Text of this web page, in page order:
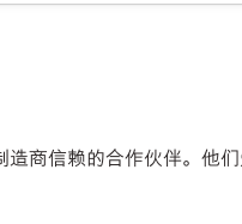
商信赖的合作伙伴。他